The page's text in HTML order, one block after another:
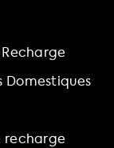
Domestiques
recharge